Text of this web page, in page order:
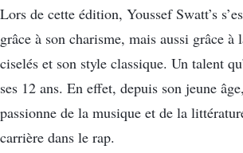
Lors de cette édition, Youssef Swatt’s
grâce à son charisme, mais aussi grâce à
ciselés et son style classique. Un talent
ses 12 ans. En effet, depuis son jeune
passionne de la musique et de la
carrière dans le rap.